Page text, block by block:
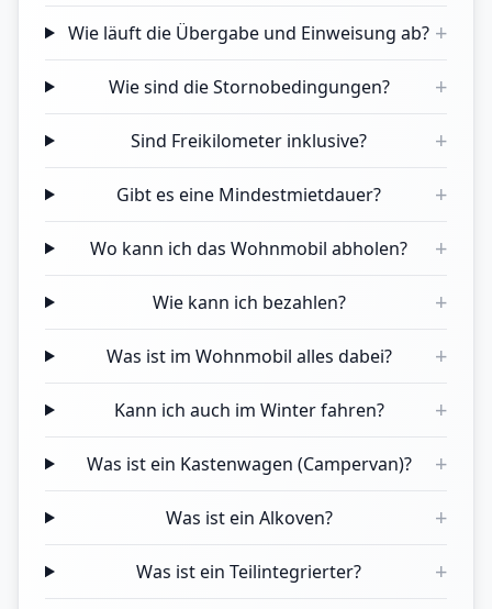
Wie läuft die Übergabe und Einweisung ab? +
Wie sind die Stornobedingungen? +
Sind Freikilometer inklusive? +
Gibt es eine Mindestmietdauer? +
Wo kann ich das Wohnmobil abholen? +
Wie kann ich bezahlen? +
Was ist im Wohnmobil alles dabei? +
Kann ich auch im Winter fahren? +
Was ist ein Kastenwagen (Campervan)? +
Was ist ein Alkoven? +
Was ist ein Teilintegrierter? +